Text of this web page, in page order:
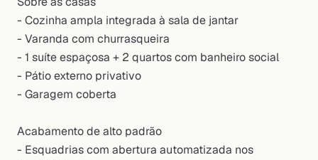
- Cozinha ampla integrada à sala de jantar
- Varanda com churrasqueira
- 1 suíte espaçosa + 2 quartos com banheiro social
- Pátio externo privativo
- Garagem coberta
Acabamento de alto padrão
- Esquadrias com abertura automatizada nos